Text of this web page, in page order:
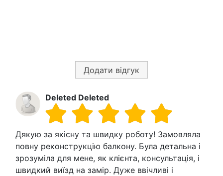
Додати відгук
Deleted Deleted
Дякую за якісну та швидку роботу! Замовляла
повну реконструкцію балкону. Була детальна і
зрозуміла для мене, як клієнта, консультація, і
швидкий виїзд на замір. Дуже ввічливі і